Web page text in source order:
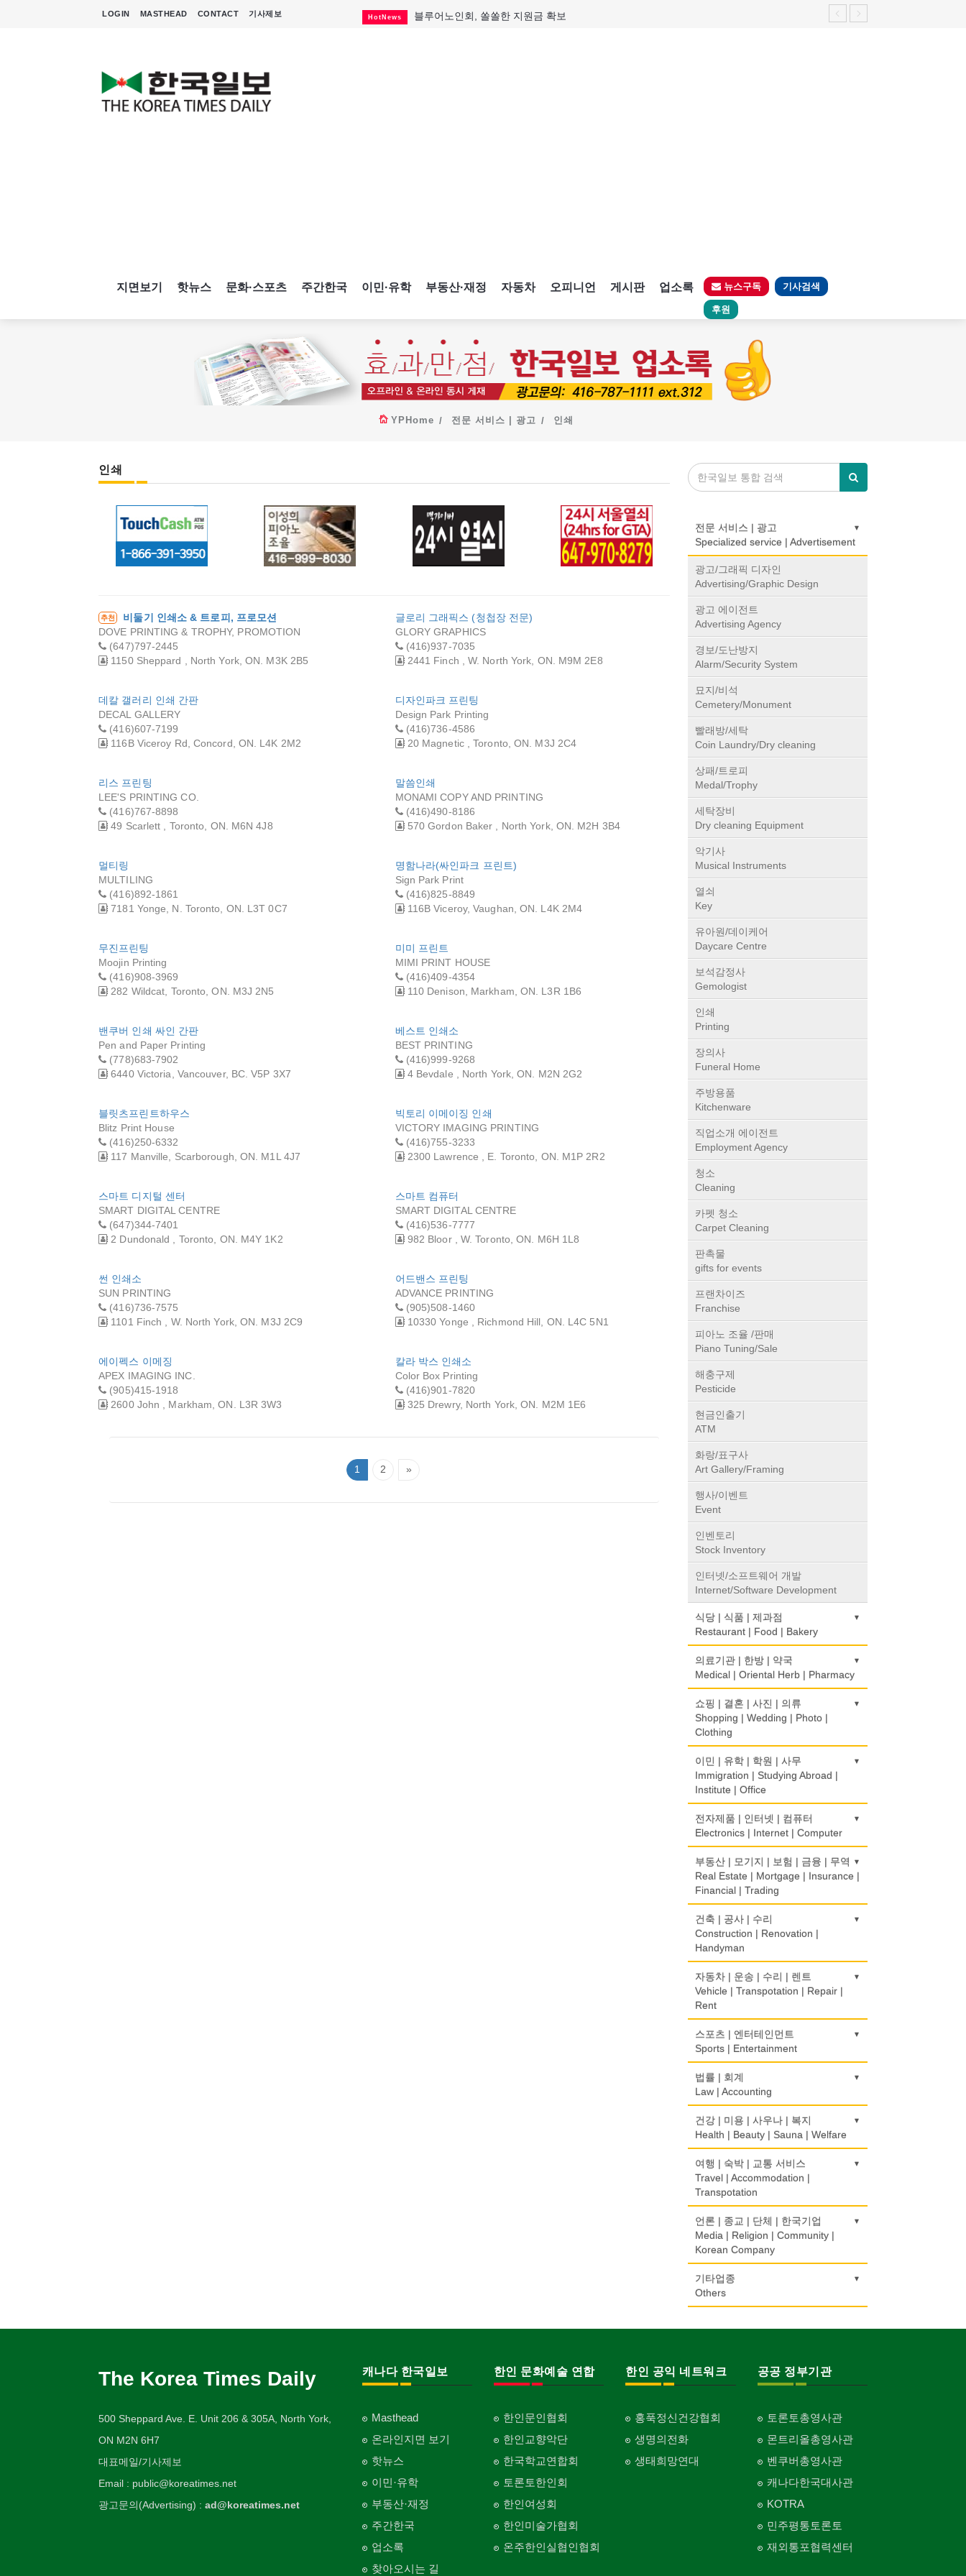
LOGIN MASTHEAD CONTACT 기사제보 HotNews 블루어노인회, 쏠쏠한 지원금 확보
지면보기 핫뉴스 문화·스포츠 주간한국 이민·유학 부동산·재정 자동차 오피니언 게시판 업소록 뉴스구독 기사검색
후원
YPHome 전문 서비스 | 광고 인쇄
인쇄
버)
추천
비둘기 인쇄소 & 트로피, 프로모션
DOVE PRINTING & TROPHY, PROMOTION
(647)797-2445
1150 Sheppard , North York, ON. M3K 2B5
글로리 그래픽스 (청첩장 전문)
GLORY GRAPHICS
(416)937-7035
2441 Finch , W. North York, ON. M9M 2E8
데칼 갤러리 인쇄 간판
DECAL GALLERY
(416)607-7199
116B Viceroy Rd, Concord, ON. L4K 2M2
디자인파크 프린팅
Design Park Printing
(416)736-4586
20 Magnetic , Toronto, ON. M3J 2C4
리스 프린팅
LEE'S PRINTING CO.
(416)767-8898
49 Scarlett , Toronto, ON. M6N 4J8
말씀인쇄
MONAMI COPY AND PRINTING
(416)490-8186
570 Gordon Baker , North York, ON. M2H 3B4
멀티링
MULTILING
(416)892-1861
7181 Yonge, N. Toronto, ON. L3T 0C7
명함나라(싸인파크 프린트)
Sign Park Print
(416)825-8849
116B Viceroy, Vaughan, ON. L4K 2M4
무진프린팅
Moojin Printing
(416)908-3969
282 Wildcat, Toronto, ON. M3J 2N5
미미 프린트
MIMI PRINT HOUSE
(416)409-4354
110 Denison, Markham, ON. L3R 1B6
밴쿠버 인쇄 싸인 간판
Pen and Paper Printing
(778)683-7902
6440 Victoria, Vancouver, BC. V5P 3X7
베스트 인쇄소
BEST PRINTING
(416)999-9268
4 Bevdale , North York, ON. M2N 2G2
블릿츠프린트하우스
Blitz Print House
(416)250-6332
117 Manville, Scarborough, ON. M1L 4J7
빅토리 이메이징 인쇄
VICTORY IMAGING PRINTING
(416)755-3233
2300 Lawrence , E. Toronto, ON. M1P 2R2
스마트 디지털 센터
SMART DIGITAL CENTRE
(647)344-7401
2 Dundonald , Toronto, ON. M4Y 1K2
스마트 컴퓨터
SMART DIGITAL CENTRE
(416)536-7777
982 Bloor , W. Toronto, ON. M6H 1L8
썬 인쇄소
SUN PRINTING
(416)736-7575
1101 Finch , W. North York, ON. M3J 2C9
어드밴스 프린팅
ADVANCE PRINTING
(905)508-1460
10330 Yonge , Richmond Hill, ON. L4C 5N1
에이펙스 이메징
APEX IMAGING INC.
(905)415-1918
2600 John , Markham, ON. L3R 3W3
칼라 박스 인쇄소
Color Box Printing
(416)901-7820
325 Drewry, North York, ON. M2M 1E6
1 2 »
전문 서비스 | 광고
Specialized service | Advertisement
광고/그래픽 디자인
Advertising/Graphic Design
광고 에이전트
Advertising Agency
경보/도난방지
Alarm/Security System
묘지/비석
Cemetery/Monument
빨래방/세탁
Coin Laundry/Dry cleaning
상패/트로피
Medal/Trophy
세탁장비
Dry cleaning Equipment
악기사
Musical Instruments
열쇠
Key
유아원/데이케어
Daycare Centre
보석감정사
Gemologist
인쇄
Printing
장의사
Funeral Home
주방용품
Kitchenware
직업소개 에이전트
Employment Agency
청소
Cleaning
카펫 청소
Carpet Cleaning
판촉물
gifts for events
프랜차이즈
Franchise
피아노 조율 /판매
Piano Tuning/Sale
해충구제
Pesticide
현금인출기
ATM
화랑/표구사
Art Gallery/Framing
행사/이벤트
Event
인벤토리
Stock Inventory
인터넷/소프트웨어 개발
Internet/Software Development
식당 | 식품 | 제과점
Restaurant | Food | Bakery
농장
Farm
떡집/방앗간
Rice Cake
생선가게
식당/레스토랑/음식점
Restaurant
식당장비
Food Equipment
식품점
Korean Food
Food Manufacturing
와인제조
Wine Maker
정육점
Meat Market
제과점
Bakery
식품도매
Food Distributors
의료기관 | 한방 | 약국
Medical | Oriental Herb | Pharmacy
의사-검안의
Optometrist
Hearing Aid
비데
Bidet
심리/정신상담
Psychologist/Psychiatrist
안경점
Optical Stores
의료기구
Medical Instruments
의치사/치과기공소
한의원/한약
Oriental Herb/Acupuncture
Pharmacy
의사-내과
Internal Medicine
의사-물리치료/카이로 프랙터
Physiotherapy/Chiropractic Clinic
Urologist
의사-산부인과
Obstetrician
의사-성형외과
Cosmetic Surgeon
의사-수의사
Veterinarian
의사-안과
의사-치과
의사-가정의
Family Doctor
의사-기타
Multi Specialty
쇼핑 | 결혼 | 사진 | 의류
Shopping | Wedding | Photo |
Clothing
한복집
Korean Costume
Glass/Mirror/Frame
의류/아동복
결혼/폐백
Wedding
인터넷 쇼핑
Internet Shopping
결혼상담
Marriage Consulting
꽃집/화원
모피점
Fur/Leather
백화점/선물센터
Department Store/Gifts Shops
보석/귀금속/시계
Jeweler/Jeweller
비디오-사진/촬영/편집/공급
Video Service
Photo Studio
애완동물용품
Pet Shop
양복점
Tailor
Blanket
Bridal Fashion/Wedding Service
Embroidery
이민 | 유학 | 학원 | 사무
Immigration | Studying Abroad |
Institute | Office
이민/유학
Immigration/Studying Abroad
사무기기
Office Equipment
사무용품/문방구
Stationery/Office Equipment
서점
Book Store
운전학원
Driving School
한글학교
Korean Language School
Boarding House
학교/학원
개인지도-체육
개인지도-음악
Private Lesson-Music
개인지도-옷수선
Private Lesson-Alteration
Private Lesson-Language/Math
개인지도-서예
개인지도-무용
개인지도-꽃꽂이
Private Lesson-Flower Arrangement
개인지도-기타
Private Lesson-Etc
전자제품 | 인터넷 | 컴퓨터
Electronics | Internet | Computer
금전등록기
Cash Register
Internet Service/Cafe
전자제품 판매/수리
Electronic Goods Sales/Repair
전화/통신 서비스
Telephone/Communication Service
컴퓨터 판매/수리
Computer Sales/Repair
부동산 | 모기지 | 보험 | 금융 | 무역
Real Estate | Mortgage | Insurance |
Financial | Trading
도매
Wholesale
Mortgage
무역
International Trade
보험/재정/투자
Insurance/Investment/Finance
부동산 관리
Property Management
채무조정
Bankruptcy
부동산
Real Estate
은행/금융기관
Bank/Financing Service
건축 | 공사 | 수리
Construction | Renovation |
Handyman
건축시공/개조
Construction/Home Renovation
Architect
건축설계
건물검사
간판
Signs
가구판매/수리
Furniture Sales/Repair
기계제작
Machinery Rebuilding
난방/냉동
배관/플러밍
전기공사/수리
정원공사/조경
Landscaping/Gardening
지붕
Curtain/Carpet
자동차 | 운송 | 수리 | 렌트
Vehicle | Transpotation | Repair |
Rent
운송/통관/이삿짐
Transportation/Moving
택배
Courier Service
Taxi Service
Automobile/Car
자동차-렌트
Car Rental
자동차-바디샵
Autobody Shop
자동차-정비
Autobody Maintenance/Repair
Tire
Sales/Lease
스포츠 | 엔터테인먼트
Sports | Entertainment
골프장비
Golf Equipment
골프장
Golf/Country Club
가라오케/노래방/카페
Karaoke/Cafe
단센터
당구장
Billiard Club
볼링장
Bowling Alley
Video Rental
Sporting Goods
Hobby/Leisure
법률 | 회계
Law | Accounting
교통위반티켓
Traffic Ticket
공인회계사(CPA)
CPA
번역/통역/이력서
Translation/Interpretation/Resume
Service
변호사/법률서비스
회계업무
Accounting Service
건강 | 미용 | 사우나 | 복지
Health | Beauty | Sauna | Welfare
건강상담/식품/정보
Health Counseling/Food/Information
Medical Equipment
마사지/지압
Massage
미용실/이발관
Beauty Salon/Barber Shop
Welfare Consulting
Spring Water/Water Purifier
양로원/요양원
Nursing Home
여행 | 숙박 | 교통 서비스
Travel | Accommodation |
Transpotation
호텔/모텔/숙박
Hotel/Motel
Travel/Tour
언론 | 종교 | 단체 | 한국기업
Media | Religion | Community |
Korean Company
기도원/수양관
Retreat Centre
Korean Businessmen's Association
Buddhist Temple
Religion-Other
한국일보 본사 및 지국
Korean Cultural Association
기타업종
Others
Shoe Repair
ETC
Apartment
The Korea Times Daily
500 Sheppard Ave. E. Unit 206 & 305A, North York,
ON M2N 6H7
대표메일/기사제보
Email : public@koreatimes.net
광고문의(Advertising) : ad@koreatimes.net
캐나다 한국일보
Masthead
온라인지면 보기
핫뉴스
이민·유학
부동산·재정
주간한국
업소록
찾아오시는 길
한인 문화예술 연합
한인문인협회
한인교향악단
한국학교연합회
토론토한인회
한인여성회
한인미술가협회
온주한인실협인협회
한인 공익 네트워크
홍푹정신건강협회
생명의전화
생태희망연대
공공 정부기관
토론토총영사관
몬트리올총영사관
벤쿠버총영사관
캐나다한국대사관
KOTRA
민주평통토론토
재외통포협력센터